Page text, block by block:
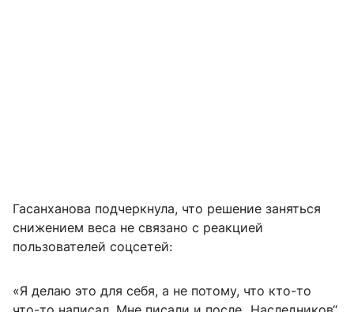
Гасанханова подчеркнула, что решение заняться
снижением веса не связано с реакцией
пользователей соцсетей:
«Я делаю это для себя, а не потому, что кто-то